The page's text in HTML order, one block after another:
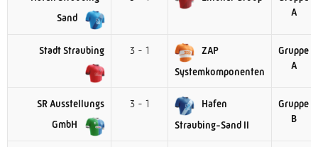
Sand
A
Stadt Straubing 3 - 1
ZAP
Systemkomponenten
Gruppe
A
SR Ausstellungs
GmbH
3 - 1
Hafen
Straubing-Sand II
Gruppe
B